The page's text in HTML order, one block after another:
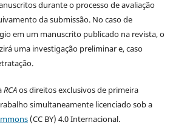
durante o processo de avaliação
da submissão. No caso de
em um manuscrito publicado na revista, o
uma investigação preliminar e, caso
RCAos direitos exclusivos de primeira
simultaneamente licenciado sob a
(CC BY) 4.0 Internacional.